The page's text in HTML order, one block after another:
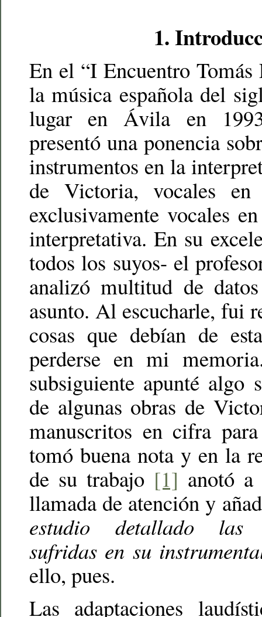
1.
En el “I Encuentro
la música española del
lugar en Ávila en
presentó una ponencia
instrumentos en la
de Victoria, vocales
exclusivamente vocales
interpretativa. En su
todos los suyos- el
analizó multitud de
asunto. Al escucharle, fui
cosas que debían de
perderse en mi
subsiguiente apunté algo
de algunas obras de
manuscritos en cifra
tomó buena nota y en la
de su trabajo [1] anotó
llamada de atención y
estudio detallado las
sufridas en su
ello, pues.
Las adaptaciones